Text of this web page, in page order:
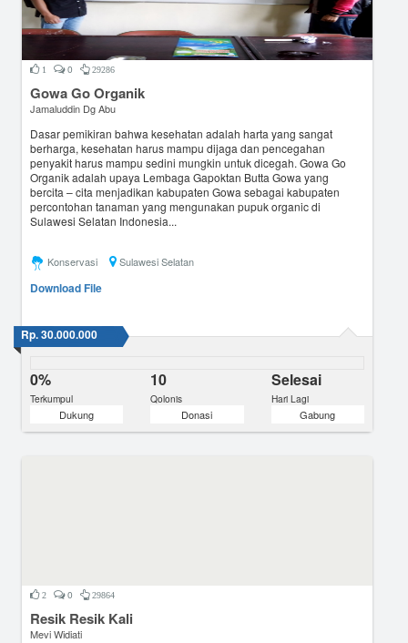
1 0 29286
Gowa Go Organik
Jamaluddin Dg Abu
Dasar pemikiran bahwa kesehatan adalah harta yang sangat
berharga, kesehatan harus mampu dijaga dan pencegahan
penyakit harus mampu sedini mungkin untuk dicegah. Gowa Go
Organik adalah upaya Lembaga Gapoktan Butta Gowa yang
bercita – cita menjadikan kabupaten Gowa sebagai kabupaten
percontohan tanaman yang mengunakan pupuk organic di
Sulawesi Selatan Indonesia...
Konservasi Sulawesi Selatan
Download File
Rp. 30.000.000
0%
Terkumpul
10
Qolonis
Selesai
Hari Lagi
Dukung Donasi Gabung
2 0 29864
Resik Resik Kali
Mevi Widiati